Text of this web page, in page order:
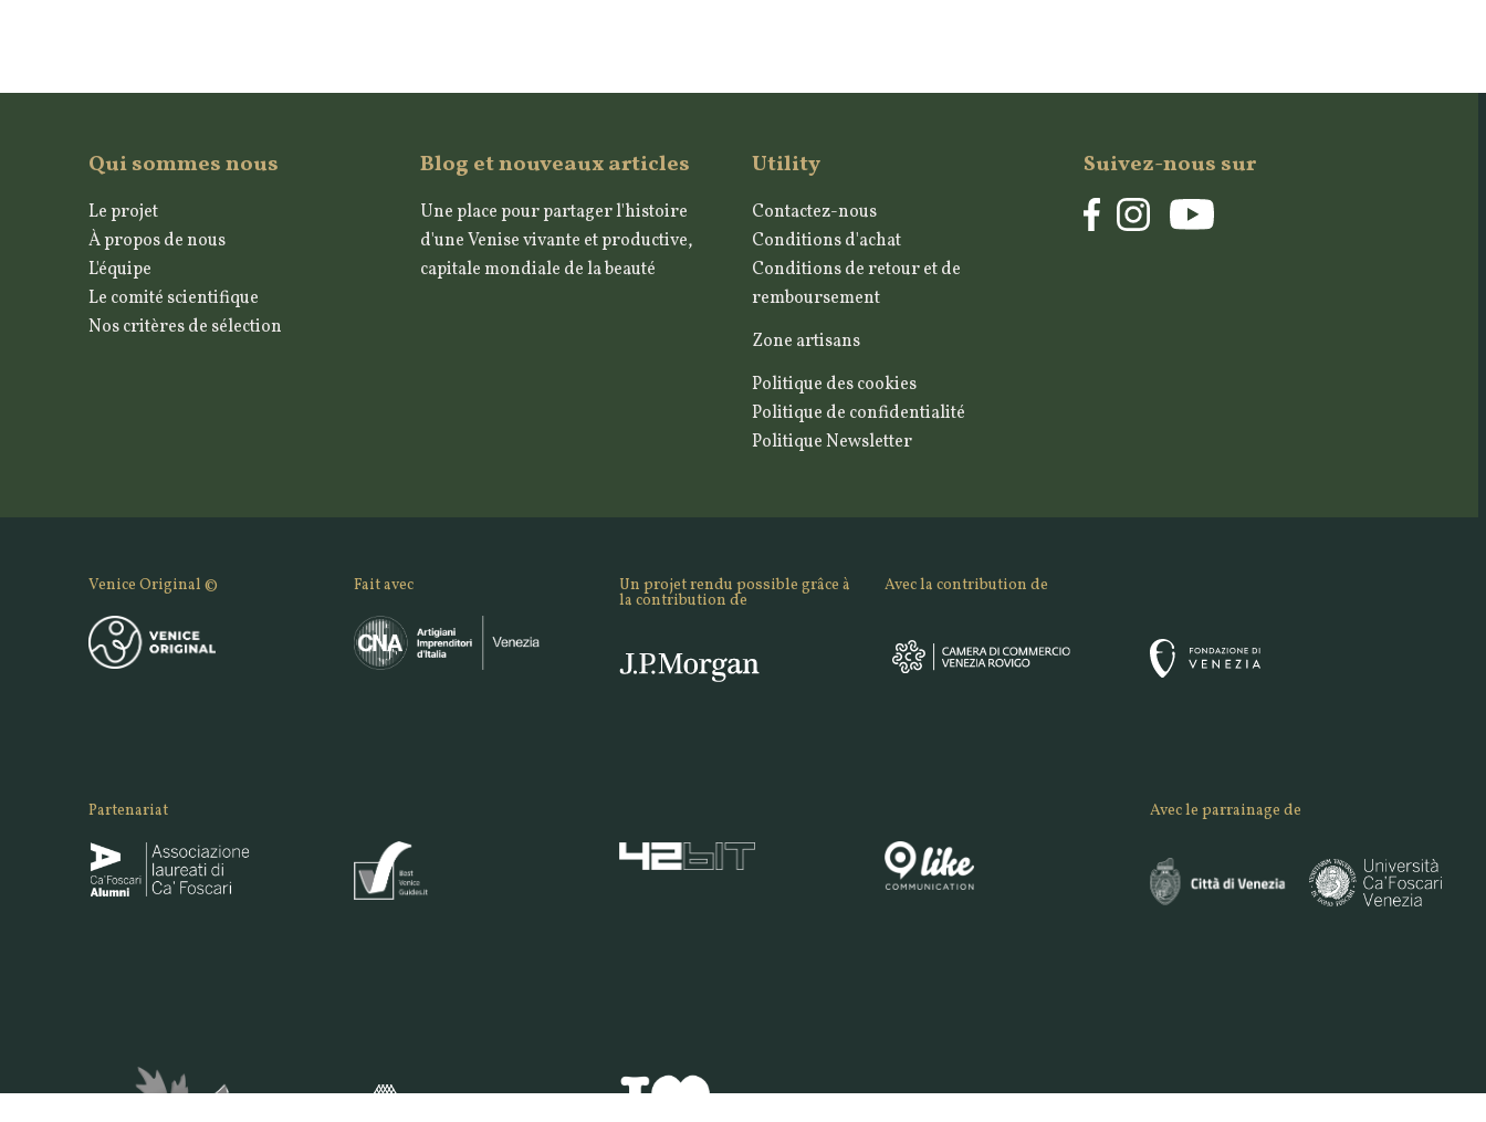
Qui sommes nous
Le projet
À propos de nous
L'équipe
Le comité scientifique
Nos critères de sélection
Blog et nouveaux articles
Une place pour partager l'histoire
d'une Venise vivante et productive,
capitale mondiale de la beauté
Utility
Contactez-nous
Conditions d'achat
Conditions de retour et de
remboursement
Zone artisans
Politique des cookies
Politique de confidentialité
Politique Newsletter
Suivez-nous sur
Venice Original © Fait avec Un projet rendu possible grâce à
la contribution de
Avec la contribution de
Partenariat Avec le parrainage de